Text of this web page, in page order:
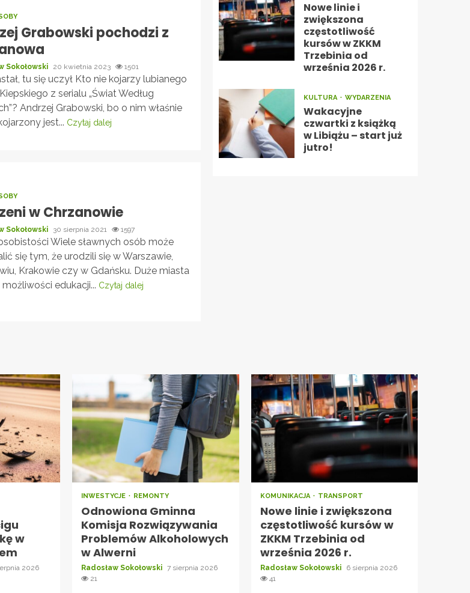
Grabowski pochodzi z
Sokołowski 20 kwietnia 2023 1501
tu się uczył Kto nie kojarzy lubianego
z serialu „Świat Według
Andrzej Grabowski, bo o nim właśnie
jest... Czytaj dalej
w Chrzanowie
Sokołowski 30 sierpnia 2021 1597
Wiele sławnych osób może
się tym, że urodzili się w Warszawie,
Krakowie czy w Gdańsku. Duże miasta
możliwości edukacji... Czytaj dalej
Nowe linie i
zwiększona
częstotliwość
kursów w ZKKM
Trzebinia od
września 2026 r.
KULTURA WYDARZENIA
Wakacyjne
czwartki z książką
w Libiążu – start już
jutro!
w
2026
INWESTYCJE REMONTY
Odnowiona Gminna
Komisja Rozwiązywania
Problemów Alkoholowych
w Alwerni
Radosław Sokołowski 7 sierpnia 2026
21
KOMUNIKACJA TRANSPORT
Nowe linie i zwiększona
częstotliwość kursów w
ZKKM Trzebinia od
września 2026 r.
Radosław Sokołowski
6 sierpnia 2026
41